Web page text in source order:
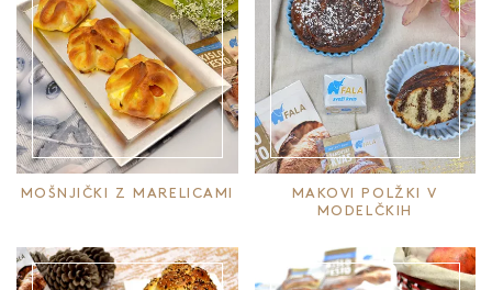
MOŠNJIČKI Z MARELICAMI
MAKOVI POLŽKI V
MODELČKIH